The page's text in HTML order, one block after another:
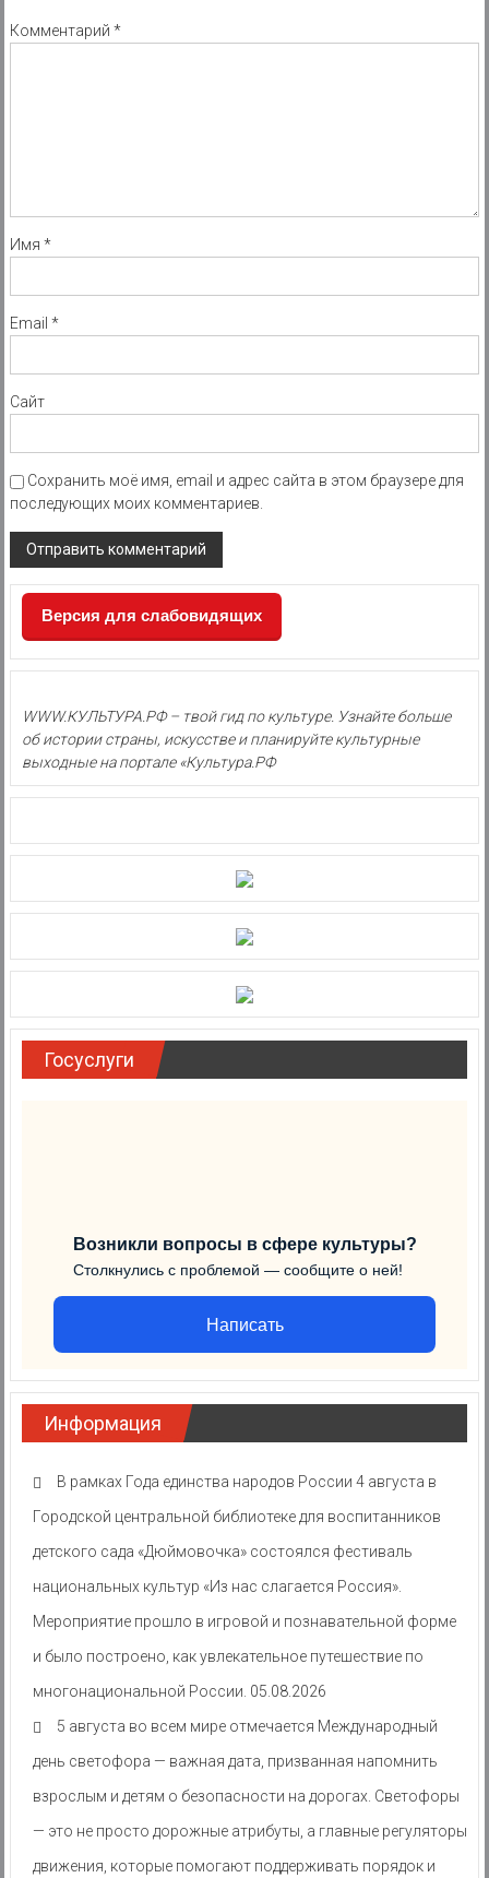
Комментарий *
Имя *
Email *
Сайт
Сохранить моё имя, email и адрес сайта в этом браузере для
последующих моих комментариев.
Версия для слабовидящих
WWW.КУЛЬТУРА.РФ – твой гид по культуре. Узнайте больше
об истории страны, искусстве и планируйте культурные
выходные на портале «Культура.РФ
Госуслуги
Возникли вопросы в сфере культуры?
Столкнулись с проблемой — сообщите о ней!
Написать
Информация
В рамках Года единства народов России 4 августа в
Городской центральной библиотеке для воспитанников
детского сада «Дюймовочка» состоялся фестиваль
национальных культур «Из нас слагается Россия».
Мероприятие прошло в игровой и познавательной форме
и было построено, как увлекательное путешествие по
многонациональной России. 05.08.2026
5 августа во всем мире отмечается Международный
день светофора — важная дата, призванная напомнить
взрослым и детям о безопасности на дорогах. Светофоры
— это не просто дорожные атрибуты, а главные регуляторы
движения, которые помогают поддерживать порядок и